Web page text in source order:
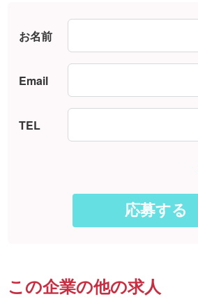
お名前
Email
TEL
この企業の他の求人